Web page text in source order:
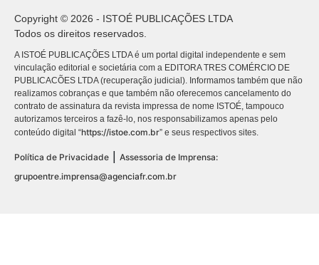
Copyright © 2026 - ISTOÉ PUBLICAÇÕES LTDA
Todos os direitos reservados.
A ISTOÉ PUBLICAÇÕES LTDA é um portal digital independente e sem
vinculação editorial e societária com a EDITORA TRES COMÉRCIO DE
PUBLICACÕES LTDA (recuperação judicial). Informamos também que não
realizamos cobranças e que também não oferecemos cancelamento do
contrato de assinatura da revista impressa de nome ISTOÉ, tampouco
autorizamos terceiros a fazê-lo, nos responsabilizamos apenas pelo
conteúdo digital “https://istoe.com.br” e seus respectivos sites.
Política de Privacidade
Assessoria de Imprensa:
grupoentre.imprensa@agenciafr.com.br